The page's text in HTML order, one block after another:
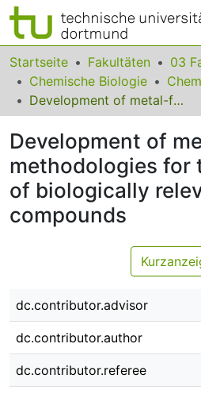
Bereiche & Sammlungen
Das gesamte Repositorium
Leitlinien
Zurück zur Startseite
Startseite Fakultäten
Chemische Biologie
Development of metal-free methodologies for the synthesis of biologically relevant compounds
Development of
methodologies for
of biologically
compounds
dc.contributor.advisor
dc.contributor.author
dc.contributor.referee